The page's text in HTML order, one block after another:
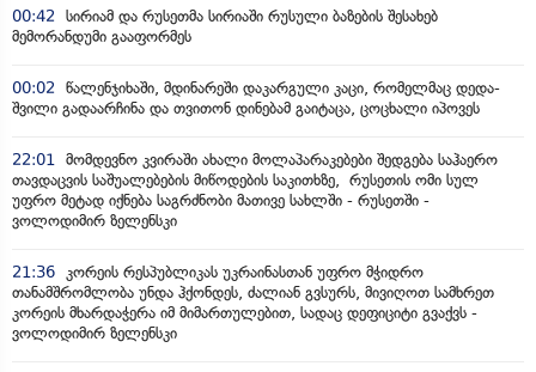
00:42 სირიამ და რუსეთმა სირიაში რუსული ბაზების შესახებ
მემორანდუმი გააფორმეს
00:02 წალენჯიხაში, მდინარეში დაკარგული კაცი, რომელმაც დედა-
შვილი გადაარჩინა და თვითონ დინებამ გაიტაცა, ცოცხალი იპოვეს
22:01 მომდევნო კვირაში ახალი მოლაპარაკებები შედგება საჰაერო
თავდაცვის საშუალებების მიწოდების საკითხზე, რუსეთის ომი სულ
უფრო მეტად იქნება საგრძნობი მათივე სახლში - რუსეთში -
ვოლოდიმირ ზელენსკი
21:36 კორეის რესპუბლიკას უკრაინასთან უფრო მჭიდრო
თანამშრომლობა უნდა ჰქონდეს, ძალიან გვსურს, მივიღოთ სამხრეთ
კორეის მხარდაჭერა იმ მიმართულებით, სადაც დეფიციტი გვაქვს -
ვოლოდიმირ ზელენსკი